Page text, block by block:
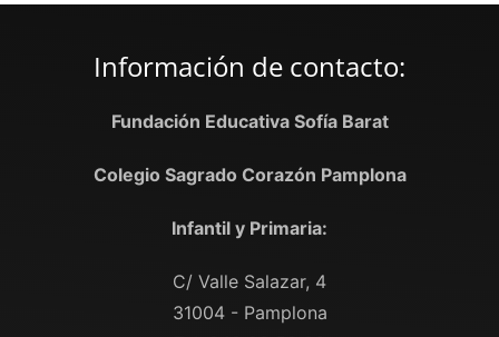
Información de contacto:
Fundación Educativa Sofía Barat
Colegio Sagrado Corazón Pamplona
Infantil y Primaria:
C/ Valle Salazar, 4
31004 - Pamplona